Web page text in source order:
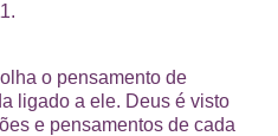
o pensamento de
ligado a ele. Deus é visto
e pensamentos de cada